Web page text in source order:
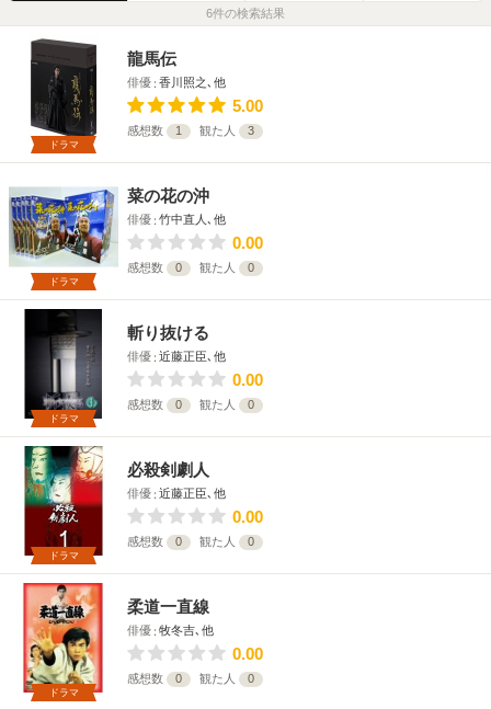
6件の検索結果
ドラマ
龍馬伝
俳優 香川照之､他
5.00
感想数 1 観た人 3
ドラマ
菜の花の沖
俳優 竹中直人､他
0.00
感想数 0 観た人 0
ドラマ
斬り抜ける
俳優 近藤正臣､他
0.00
感想数 0 観た人 0
ドラマ
必殺剣劇人
俳優 近藤正臣､他
0.00
感想数 0 観た人 0
ドラマ
柔道一直線
俳優 牧冬吉､他
0.00
感想数 0 観た人 0